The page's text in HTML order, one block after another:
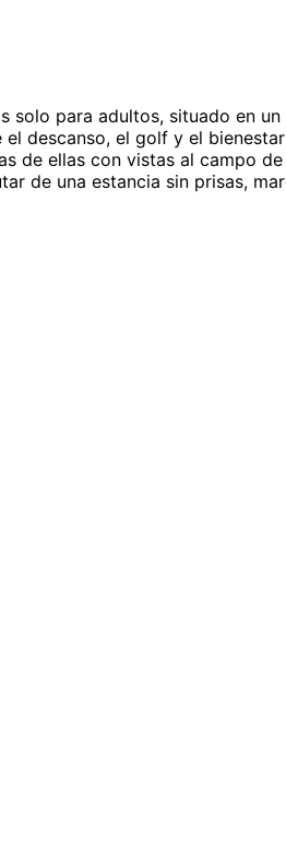
para adultos, situado en
descanso, el golf y el
de ellas con vistas al campo
de una estancia sin prisas,